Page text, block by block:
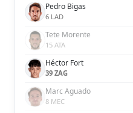
Pedro Bigas
6 LAD
Tete Morente
15 ATA
Héctor Fort
39 ZAG
Marc Aguado
8 MEC